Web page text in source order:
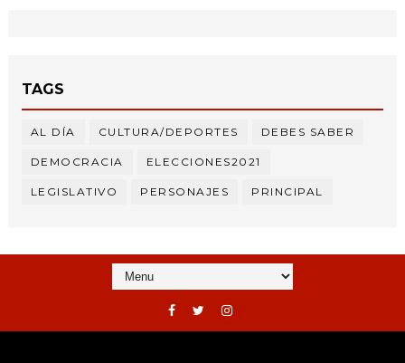
TAGS
AL DÍA CULTURA/DEPORTES DEBES SABER
DEMOCRACIA ELECCIONES2021
LEGISLATIVO PERSONAJES PRINCIPAL